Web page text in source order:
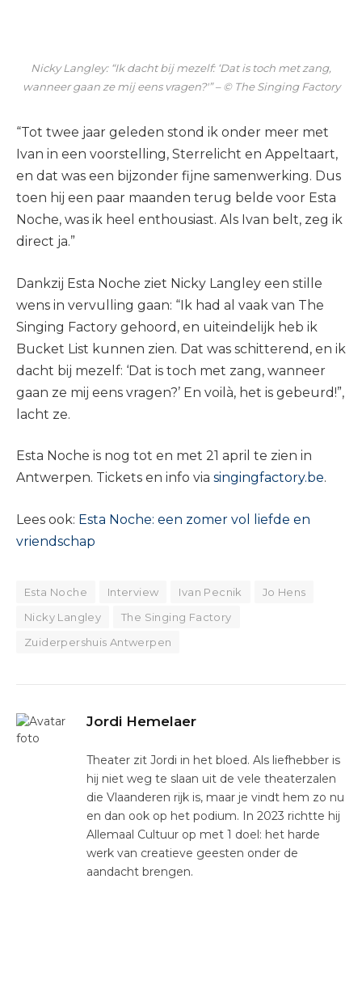
Nicky Langley: “Ik dacht bij mezelf: ‘Dat is toch met zang,
wanneer gaan ze mij eens vragen?'” – © The Singing Factory
“Tot twee jaar geleden stond ik onder meer met
Ivan in een voorstelling, Sterrelicht en Appeltaart,
en dat was een bijzonder fijne samenwerking. Dus
toen hij een paar maanden terug belde voor Esta
Noche, was ik heel enthousiast. Als Ivan belt, zeg ik
direct ja.”
Dankzij Esta Noche ziet Nicky Langley een stille
wens in vervulling gaan: “Ik had al vaak van The
Singing Factory gehoord, en uiteindelijk heb ik
Bucket List kunnen zien. Dat was schitterend, en ik
dacht bij mezelf: ‘Dat is toch met zang, wanneer
gaan ze mij eens vragen?’ En voilà, het is gebeurd!”,
lacht ze.
Esta Noche is nog tot en met 21 april te zien in
Antwerpen. Tickets en info via singingfactory.be.
Lees ook: Esta Noche: een zomer vol liefde en
vriendschap
Esta Noche Interview Ivan Pecnik
Jo Hens
Nicky Langley
The Singing Factory
Zuiderpershuis Antwerpen
Jordi Hemelaer
Theater zit Jordi in het bloed. Als liefhebber is
hij niet weg te slaan uit de vele theaterzalen
die Vlaanderen rijk is, maar je vindt hem zo nu
en dan ook op het podium. In 2023 richtte hij
Allemaal Cultuur op met 1 doel: het harde
werk van creatieve geesten onder de
aandacht brengen.